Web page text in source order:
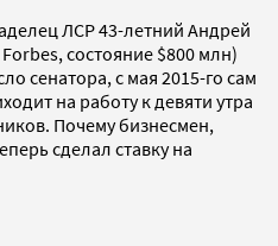
ЛСР 43-летний Андрей
состояние $800 млн)
сенатора, с мая 2015-го сам
на работу к девяти утра
Почему бизнесмен,
сделал ставку на